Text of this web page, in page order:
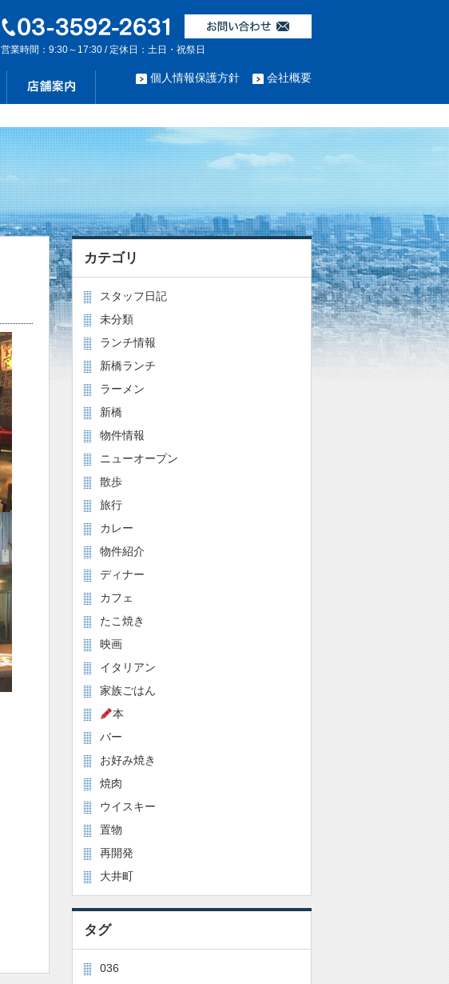
営業時間：9:30～17:30 / 定休日：土日・祝祭日
個人情報保護方針 会社概要
カテゴリ
スタッフ日記
未分類
ランチ情報
新橋ランチ
ラーメン
新橋
物件情報
ニューオープン
散歩
旅行
カレー
物件紹介
ディナー
カフェ
たこ焼き
映画
イタリアン
家族ごはん
本
バー
お好み焼き
焼肉
ウイスキー
置物
再開発
大井町
タグ
036